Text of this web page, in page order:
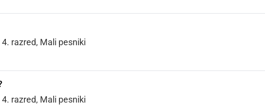
razred, Mali pesniki
razred, Mali pesniki